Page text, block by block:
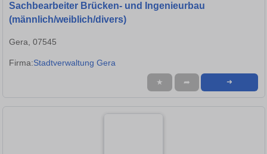
Sachbearbeiter Brücken- und Ingenieurbau
(männlich/weiblich/divers)
Gera, 07545
Firma:Stadtverwaltung Gera
★ ➦ ➜